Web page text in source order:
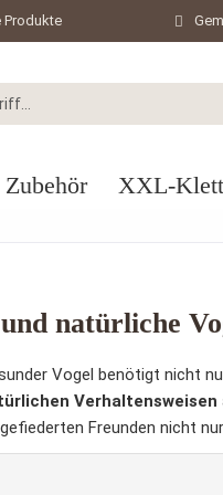
Produkte
XXL-
natürliche
Vogel benötigt nicht
Verhaltensweisen
Freunden nicht nur